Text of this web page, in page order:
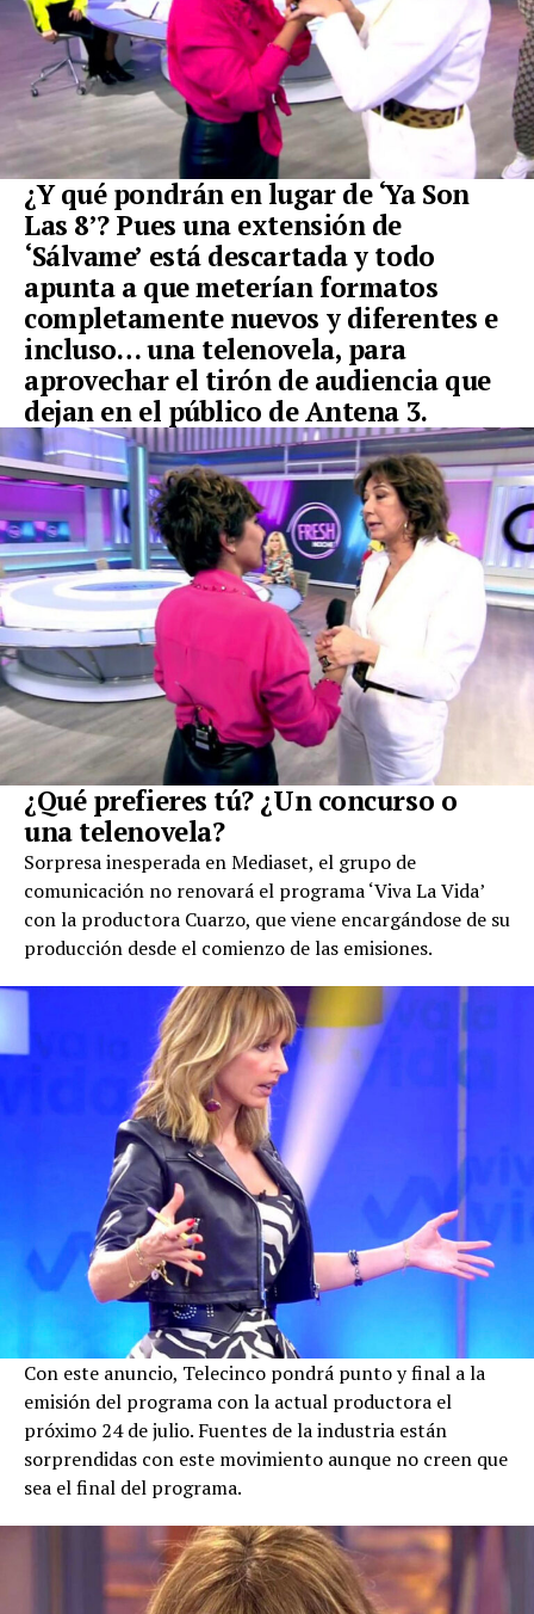
¿Y qué pondrán en lugar de ‘Ya Son
Las 8’? Pues una extensión de
‘Sálvame’ está descartada y todo
apunta a que meterían formatos
completamente nuevos y diferentes e
incluso… una telenovela, para
aprovechar el tirón de audiencia que
dejan en el público de Antena 3.
¿Qué prefieres tú? ¿Un concurso o
una telenovela?
Sorpresa inesperada en Mediaset, el grupo de
comunicación no renovará el programa ‘Viva La Vida’
con la productora Cuarzo, que viene encargándose de su
producción desde el comienzo de las emisiones.
Con este anuncio, Telecinco pondrá punto y final a la
emisión del programa con la actual productora el
próximo 24 de julio. Fuentes de la industria están
sorprendidas con este movimiento aunque no creen que
sea el final del programa.